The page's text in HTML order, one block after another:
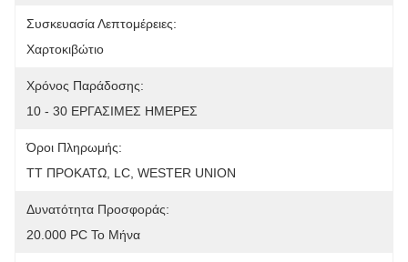
Συσκευασία Λεπτομέρειες:
Χαρτοκιβώτιο
Χρόνος Παράδοσης:
10 - 30 ΕΡΓΑΣΙΜΕΣ ΗΜΕΡΕΣ
Όροι Πληρωμής:
TT ΠΡΟΚΑΤΩ, LC, WESTER UNION
Δυνατότητα Προσφοράς:
20.000 PC Το Μήνα